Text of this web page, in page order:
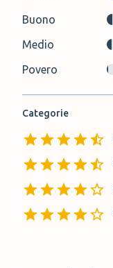
Buono
Medio
Povero
Categorie